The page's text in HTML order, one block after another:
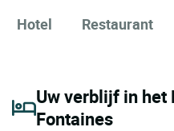
Hotel Restaurant
Uw verblijf in het
Fontaines